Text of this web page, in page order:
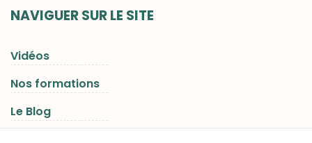
NAVIGUER SUR LE SITE
Vidéos
Nos formations
Le Blog